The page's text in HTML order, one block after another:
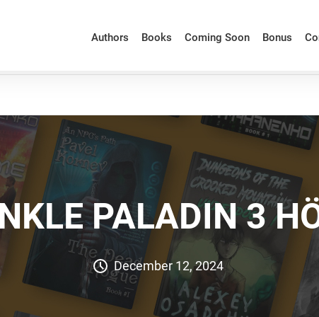
Authors Books Coming Soon Bonus
PALADIN 3
December 12, 2024